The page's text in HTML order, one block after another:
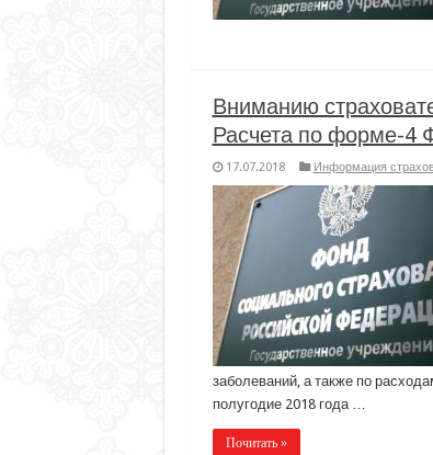
Вниманию
Расчета по форме-4
17.07.2018 Информация
заболеваний, а также по
полугодие 2018 года …
Почитать »